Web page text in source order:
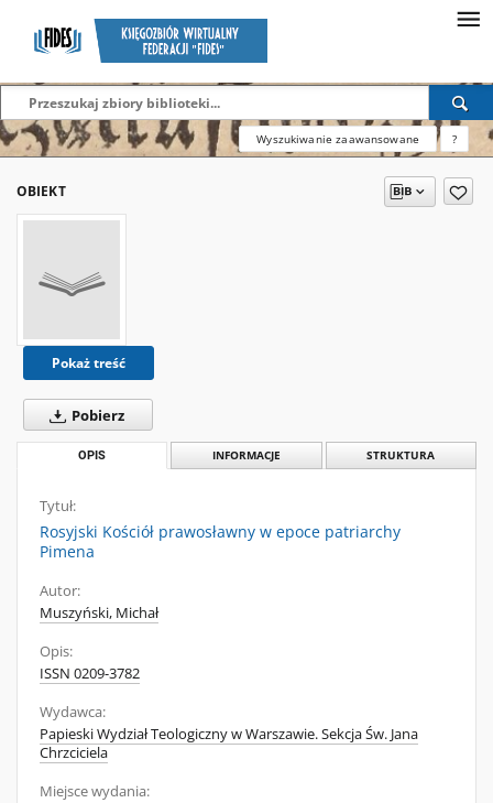
Wyszukiwanie zaawansowane ?
OBIEKT
Pokaż treść
Pobierz
OPIS INFORMACJE STRUKTURA
Tytuł:
Rosyjski Kościół prawosławny w epoce patriarchy
Pimena
Autor:
Muszyński, Michał
Opis:
ISSN 0209-3782
Wydawca:
Papieski Wydział Teologiczny w Warszawie. Sekcja Św. Jana
Chrzciciela
Miejsce wydania: